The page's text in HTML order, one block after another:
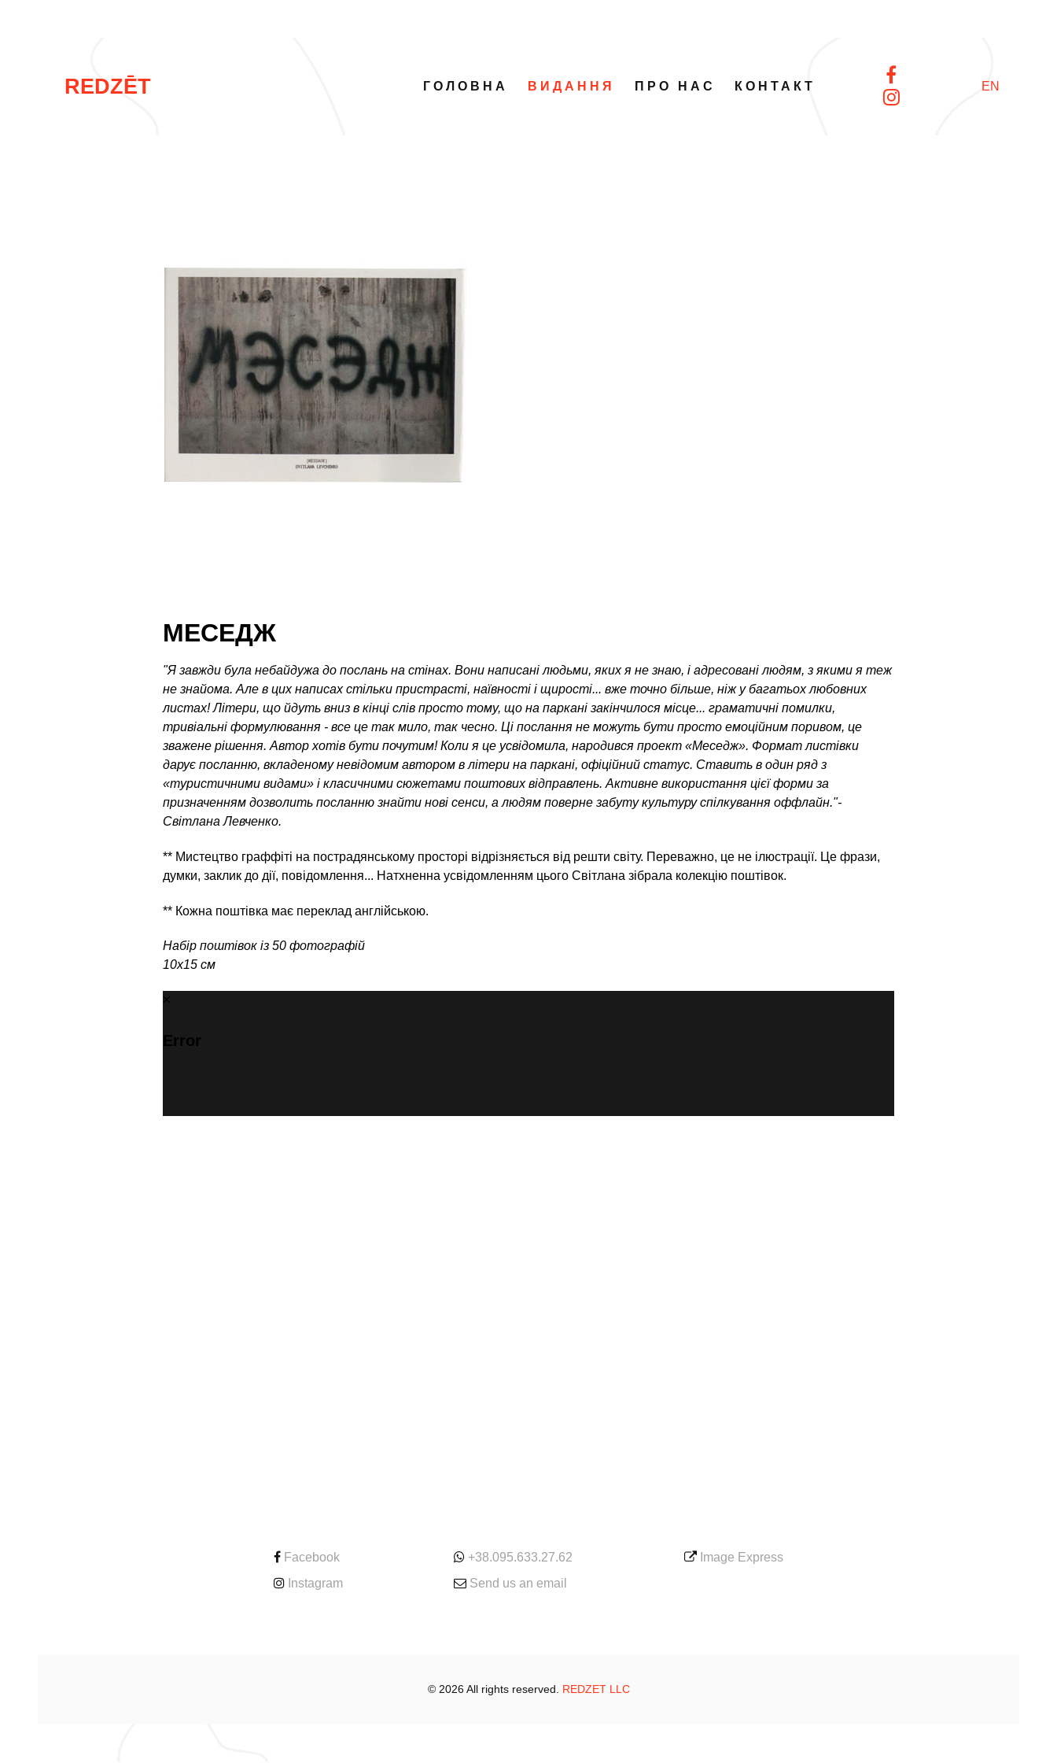
REDZĒT ГОЛОВНА ВИДАННЯ ПРО НАС КОНТАКТ EN
МЕСЕДЖ
"Я завжди була небайдужа до послань на стінах. Вони написані людьми, яких я не знаю, і адресовані людям, з якими я теж
не знайома. Але в цих написах стільки пристрасті, наївності і щирості... вже точно більше, ніж у багатьох любовних
листах! Літери, що йдуть вниз в кінці слів просто тому, що на паркані закінчилося місце... граматичні помилки,
тривіальні формулювання - все це так мило, так чесно. Ці послання не можуть бути просто емоційним поривом, це
зважене рішення. Автор хотів бути почутим! Коли я це усвідомила, народився проект «Меседж». Формат листівки
дарує посланню, вкладеному невідомим автором в літери на паркані, офіційний статус. Ставить в один ряд з
«туристичними видами» і класичними сюжетами поштових відправлень. Активне використання цієї форми за
призначенням дозволить посланню знайти нові сенси, а людям поверне забуту культуру спілкування оффлайн."-
Світлана Левченко.
** Мистецтво граффіті на пострадянському просторі відрізняється від решти світу. Переважно, це не ілюстрації. Це фрази,
думки, заклик до дії, повідомлення... Натхненна усвідомленням цього Світлана зібрала колекцію поштівок.
** Кожна поштівка має переклад англійською.
Набір поштівок із 50 фотографій
10х15 cм
Error
Facebook
Instagram
+38.095.633.27.62
Send us an email
Image Express
© 2026 All rights reserved. REDZET LLC